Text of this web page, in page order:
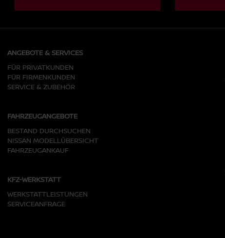
ANGEBOTE & SERVICES
FÜR PRIVATKUNDEN
FÜR FIRMENKUNDEN
SERVICE & ZUBEHÖR
FAHRZEUGANGEBOTE
BESTAND DURCHSUCHEN
NISSAN MODELLÜBERSICHT
FAHRZEUGANKAUF
KFZ-WERKSTATT
WERKSTATTLEISTUNGEN
SERVICEANFRAGE